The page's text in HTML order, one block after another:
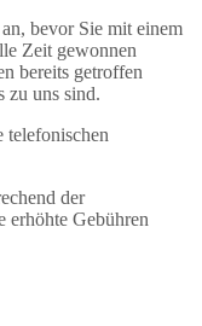
bevor Sie mit einem
Zeit gewonnen
bereits getroffen
zu uns sind.
telefonischen
der
erhöhte Gebühren